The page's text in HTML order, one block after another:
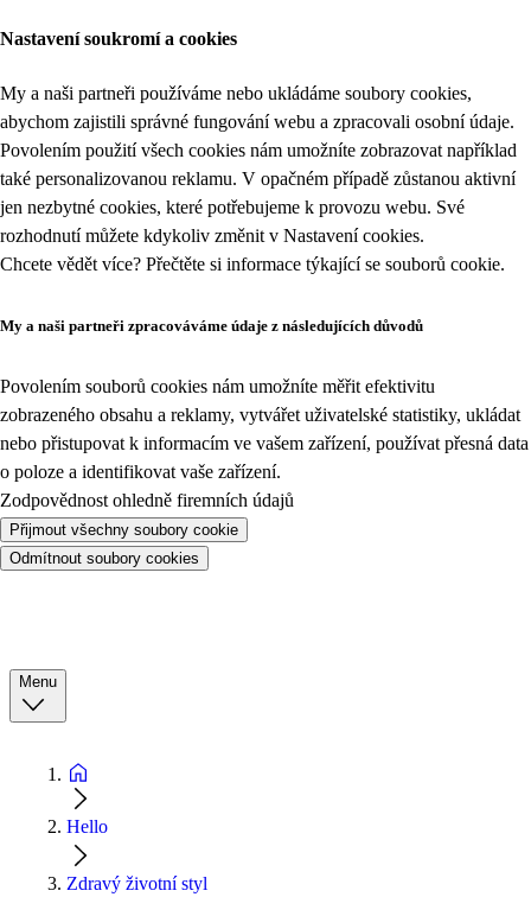
Nastavení soukromí a cookies
My a naši partneři používáme nebo ukládáme soubory cookies,
abychom zajistili správné fungování webu a zpracovali osobní údaje.
Povolením použití všech cookies nám umožníte zobrazovat například
také personalizovanou reklamu. V opačném případě zůstanou aktivní
jen nezbytné cookies, které potřebujeme k provozu webu. Své
rozhodnutí můžete kdykoliv změnit v Nastavení cookies.
Chcete vědět více? Přečtěte si informace týkající se souborů cookie.
My a naši partneři zpracováváme údaje z následujících důvodů
Povolením souborů cookies nám umožníte měřit efektivitu
zobrazeného obsahu a reklamy, vytvářet uživatelské statistiky, ukládat
nebo přistupovat k informacím ve vašem zařízení, používat přesná data
o poloze a identifikovat vaše zařízení.
Zodpovědnost ohledně firemních údajů
Přijmout všechny soubory cookie
Odmítnout soubory cookies
Menu
Hello
Zdravý životní styl